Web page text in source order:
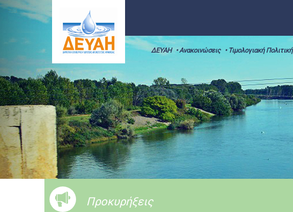
ΔΕΥΑΗ • Ανακοινώσεις • Τιμολογιακή Πολιτική
Προκυρήξεις